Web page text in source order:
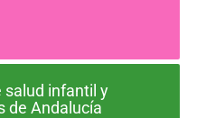
salud infantil y
de Andalucía